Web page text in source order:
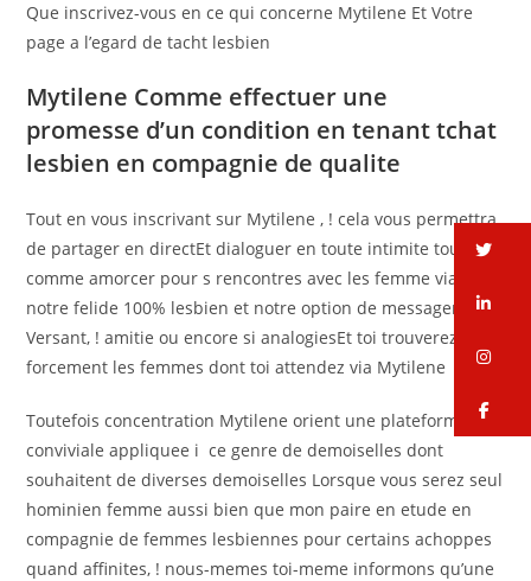
Que inscrivez-vous en ce qui concerne Mytilene Et Votre
page a l’egard de tacht lesbien
Mytilene Comme effectuer une
promesse d’un condition en tenant tchat
lesbien en compagnie de qualite
Tout en vous inscrivant sur Mytilene , ! cela vous permettra
de partager en directEt dialoguer en toute intimite tout
comme amorcer pour s rencontres avec les femme via
notre felide 100% lesbien et notre option de messagerie
Versant, ! amitie ou encore si analogiesEt toi trouverez
forcement les femmes dont toi attendez via Mytilene
Toutefois concentration Mytilene orient une plateforme
conviviale appliquee i ce genre de demoiselles dont
souhaitent de diverses demoiselles Lorsque vous serez seul
hominien femme aussi bien que mon paire en etude en
compagnie de femmes lesbiennes pour certains achoppes
quand affinites, ! nous-memes toi-meme informons qu’une